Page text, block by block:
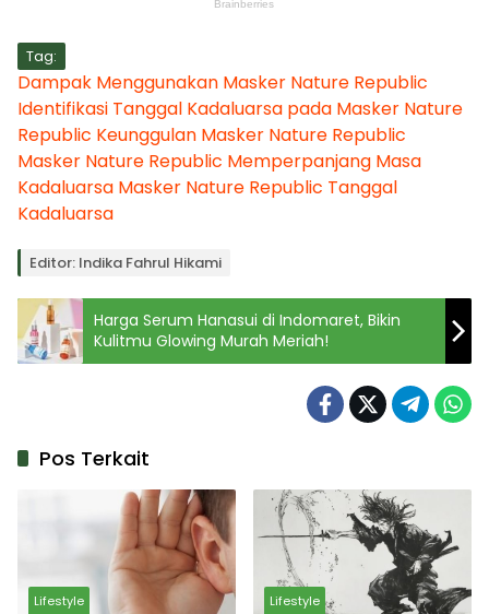
Tag:
Dampak Menggunakan Masker Nature Republic
Identifikasi Tanggal Kadaluarsa pada Masker Nature
Republic Keunggulan Masker Nature Republic
Masker Nature Republic Memperpanjang Masa
Kadaluarsa Masker Nature Republic Tanggal
Kadaluarsa
Editor: Indika Fahrul Hikami
Harga Serum Hanasui di Indomaret, Bikin
Kulitmu Glowing Murah Meriah!
Pos Terkait
Lifestyle Lifestyle